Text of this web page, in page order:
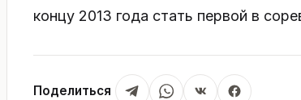
концу 2013 года стать первой в
Поделиться